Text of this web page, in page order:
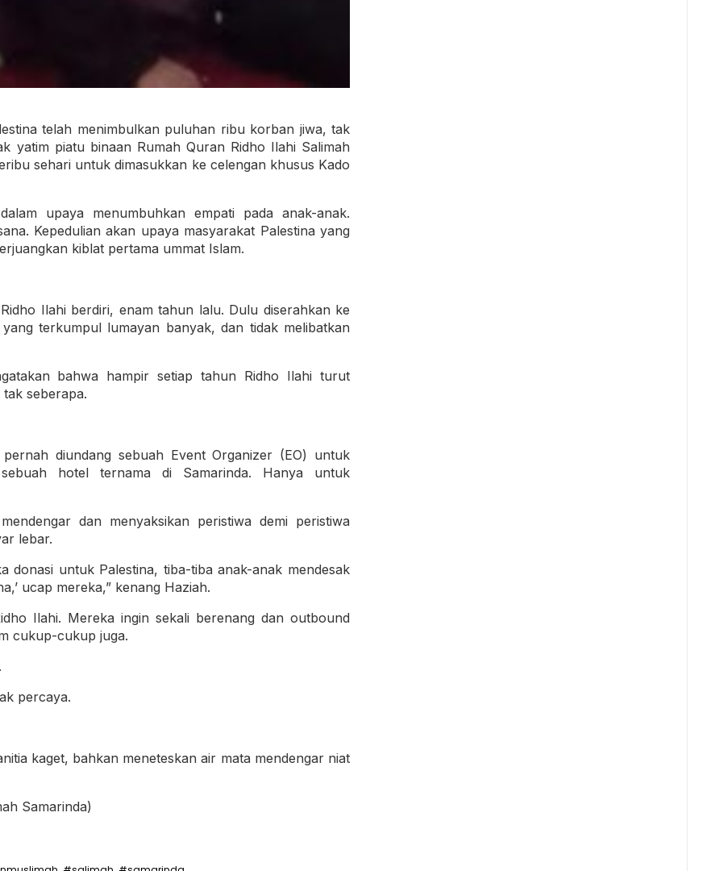
telah menimbulkan puluhan ribu korban jiwa, tak
yatim piatu binaan Rumah Quran Ridho Ilahi Salimah
sehari untuk dimasukkan ke celengan khusus Kado
upaya menumbuhkan empati pada anak-anak.
Kepedulian akan upaya masyarakat Palestina yang
kiblat pertama ummat Islam.
Ilahi berdiri, enam tahun lalu. Dulu diserahkan ke
terkumpul lumayan banyak, dan tidak melibatkan
bahwa hampir setiap tahun Ridho Ilahi turut
seberapa.
diundang sebuah Event Organizer (EO) untuk
hotel ternama di Samarinda. Hanya untuk
dan menyaksikan peristiwa demi peristiwa
lebar.
donasi untuk Palestina, tiba-tiba anak-anak mendesak
ucap mereka,” kenang Haziah.
Ilahi. Mereka ingin sekali berenang dan outbound
cukup-cukup juga.
percaya.
kaget, bahkan meneteskan air mata mendengar niat
Samarinda)